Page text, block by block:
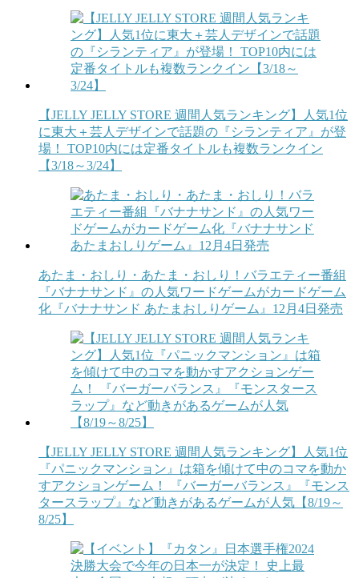
【JELLY JELLY STORE 週間人気ランキング】人気1位
に東大＋芸人デザインで話題の『シランティア』が登
場！ TOP10内には定番タイトルも複数ランクイン
【3/18～3/24】
あたま・おしり・あたま・おしり！バラエティー番組
『バナナサンド』の人気ワードゲームがカードゲーム
化『バナナサンド あたまおしりゲーム』12月4日発売
【JELLY JELLY STORE 週間人気ランキング】人気1位
『パニックマンション』は箱を傾けて中のコマを動か
すアクションゲーム！ 『バーガーバランス』『モンス
タースラップ』など動きがあるゲームが人気【8/19～
8/25】